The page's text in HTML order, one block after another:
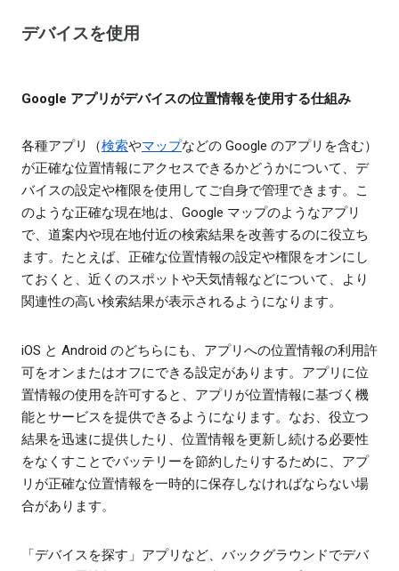
デバイスを使用
Google アプリがデバイスの位置情報を使用する仕組み
各種アプリ（検索やマップなどの Google のアプリを含む）
が正確な位置情報にアクセスできるかどうかについて、デ
バイスの設定や権限を使用してご自身で管理できます。こ
のような正確な現在地は、Google マップのようなアプリ
で、道案内や現在地付近の検索結果を改善するのに役立ち
ます。たとえば、正確な位置情報の設定や権限をオンにし
ておくと、近くのスポットや天気情報などについて、より
関連性の高い検索結果が表示されるようになります。
iOS と Android のどちらにも、アプリへの位置情報の利用許
可をオンまたはオフにできる設定があります。アプリに位
置情報の使用を許可すると、アプリが位置情報に基づく機
能とサービスを提供できるようになります。なお、役立つ
結果を迅速に提供したり、位置情報を更新し続ける必要性
をなくすことでバッテリーを節約したりするために、アプ
リが正確な位置情報を一時的に保存しなければならない場
合があります。
「デバイスを探す」アプリなど、バックグラウンドでデバ